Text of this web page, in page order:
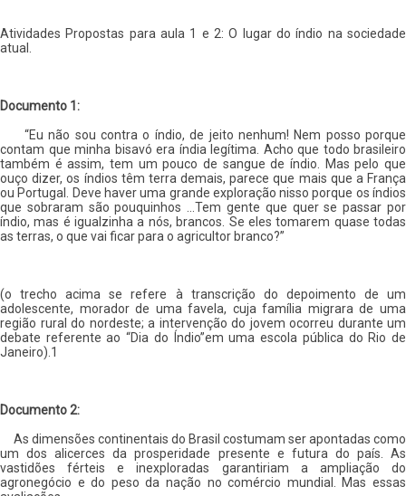
Atividades Propostas para aula 1 e 2: O lugar do índio na sociedade
atual.
Documento 1:
“Eu não sou contra o índio, de jeito nenhum! Nem posso porque
contam que minha bisavó era índia legítima. Acho que todo brasileiro
também é assim, tem um pouco de sangue de índio. Mas pelo que
ouço dizer, os índios têm terra demais, parece que mais que a França
ou Portugal. Deve haver uma grande exploração nisso porque os índios
que sobraram são pouquinhos ...Tem gente que quer se passar por
índio, mas é igualzinha a nós, brancos. Se eles tomarem quase todas
as terras, o que vai ficar para o agricultor branco?”
(o trecho acima se refere à transcrição do depoimento de um
adolescente, morador de uma favela, cuja família migrara de uma
região rural do nordeste; a intervenção do jovem ocorreu durante um
debate referente ao “Dia do Índio”em uma escola pública do Rio de
Janeiro).1
Documento 2:
As dimensões continentais do Brasil costumam ser apontadas como
um dos alicerces da prosperidade presente e futura do país. As
vastidões férteis e inexploradas garantiriam a ampliação do
agronegócio e do peso da nação no comércio mundial. Mas essas